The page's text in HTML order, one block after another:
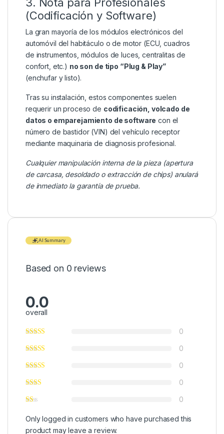
3. Nota para Profesionales
(Codificación y Software)
La gran mayoría de los módulos electrónicos del
automóvil del habitáculo o de motor (ECU, cuadros
de instrumentos, módulos de luces, centralitas de
confort, etc.) no son de tipo “Plug & Play”
(enchufar y listo).
Tras su instalación, estos componentes suelen
requerir un proceso de codificación, volcado de
datos o emparejamiento de software con el
número de bastidor (VIN) del vehículo receptor
mediante maquinaria de diagnosis profesional.
Cualquier manipulación interna de la pieza (apertura
de carcasa, desoldado o extracción de chips) anulará
de inmediato la garantía de prueba.
AI Summary
Based on 0 reviews
0.0
overall
0
0
0
0
0
Only logged in customers who have purchased this
product may leave a review.